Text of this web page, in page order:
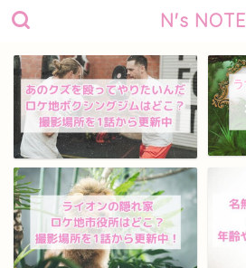
N's NOTE